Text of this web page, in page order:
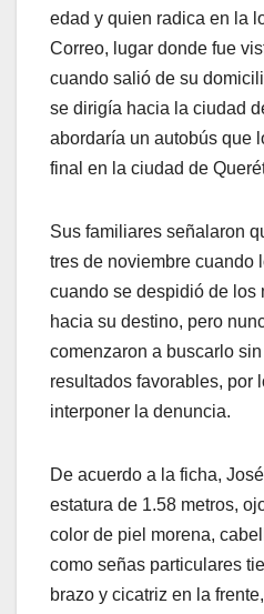
edad y quien radica en la
Correo, lugar donde fue
cuando salió de su
se dirigía hacia la ciudad
abordaría un autobús que
final en la ciudad de
Sus familiares señalaron
tres de noviembre cuando
cuando se despidió de los
hacia su destino, pero
comenzaron a buscarlo
resultados favorables, por
interponer la denuncia.
De acuerdo a la ficha,
estatura de 1.58 metros,
color de piel morena,
como señas particulares
brazo y cicatriz en la